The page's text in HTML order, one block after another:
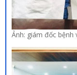
Ảnh: giám đốc